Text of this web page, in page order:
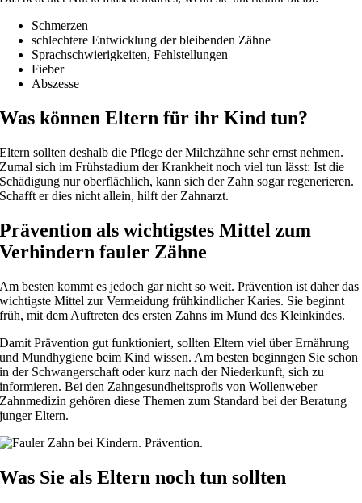
Schmerzen
schlechtere Entwicklung der bleibenden Zähne
Sprachschwierigkeiten, Fehlstellungen
Fieber
Abszesse
Was können Eltern für ihr Kind tun?
Eltern sollten deshalb die Pflege der Milchzähne sehr ernst nehmen.
Zumal sich im Frühstadium der Krankheit noch viel tun lässt: Ist die
Schädigung nur oberflächlich, kann sich der Zahn sogar regenerieren.
Schafft er dies nicht allein, hilft der Zahnarzt.
Prävention als wichtigstes Mittel zum
Verhindern fauler Zähne
Am besten kommt es jedoch gar nicht so weit. Prävention ist daher das
wichtigste Mittel zur Vermeidung frühkindlicher Karies. Sie beginnt
früh, mit dem Auftreten des ersten Zahns im Mund des Kleinkindes.
Damit Prävention gut funktioniert, sollten Eltern viel über Ernährung
und Mundhygiene beim Kind wissen. Am besten beginngen Sie schon
in der Schwangerschaft oder kurz nach der Niederkunft, sich zu
informieren. Bei den Zahngesundheitsprofis von Wollenweber
Zahnmedizin gehören diese Themen zum Standard bei der Beratung
junger Eltern.
Was Sie als Eltern noch tun sollten